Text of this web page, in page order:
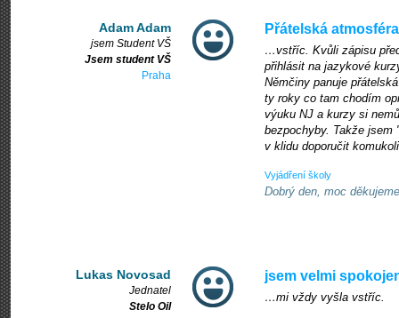
Adam Adam
jsem Student VŠ
Jsem student VŠ
Praha
Přátelská
…vstříc. Kvůli zápisu
přihlásit na jazykové
Němčiny panuje
ty roky co tam chodím
výuku NJ a kurzy si
bezpochyby. Takže jsem
v klidu doporučit
Vyjádření školy
Dobrý den, moc
Lukas Novosad
Jednatel
Stelo Oil
jsem velmi
…mi vždy vyšla vstříc.